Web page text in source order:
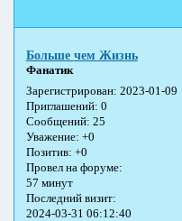
Больше чем Жизнь
Фанатик
Зарегистрирован: 2023-01-09
Приглашений: 0
Сообщений: 25
Уважение: +0
Позитив: +0
Провел на форуме:
57 минут
Последний визит:
2024-03-31 06:12:40